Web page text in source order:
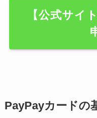
【公式サイ
PayPayカードの